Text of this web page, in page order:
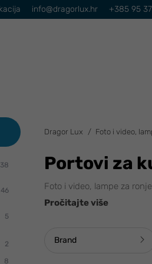
info@dragorlux.hr +385 95
38
46
5
2
8
Dragor Lux Foto i video,
Portovi za
Foto i video, lampe za
Pročitajte više
Brand